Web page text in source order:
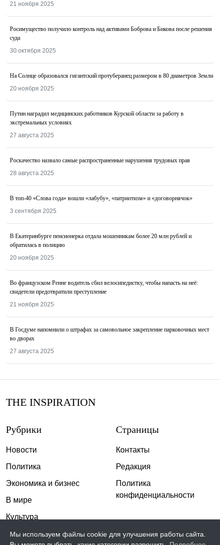
21 ноября 2025
Росимущество получило контроль над активами Боброва и Бикова после решения
суда
30 октября 2025
На Солнце образовался гигантский протуберанец размером в 80 диаметров Земли
20 ноября 2025
Путин наградил медицинских работников Курской области за работу в
экстремальных условиях
27 августа 2025
Роскачество назвалo самые распространенные нарушения трудовых прав
28 августа 2025
В топ-40 «Слова года» вошли «лабубу», «патриотизм» и «договорнячок»
3 сентября 2025
В Екатеринбурге пенсионерка отдала мошенникам более 20 млн рублей и
обратилась в полицию
20 ноября 2025
Во французском Ренне водитель сбил велосипедистку, чтобы напасть на неё:
свидетели предотвратили преступление
21 ноября 2025
В Госдуме напомнили о штрафах за самовольное закрепление парковочных мест
во дворах
27 августа 2025
THE INSPIRATION
Рубрики
Новости
Политика
Экономика и бизнес
В мире
Культура
Спорт
Страницы
Контакты
Редакция
Политика
конфиденциальности
Мы используем файлы cookie для улучшения работы сайта.